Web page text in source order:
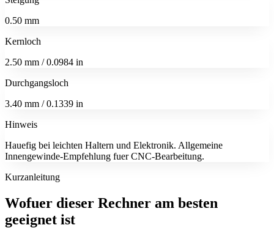
0.50 mm
Kernloch
2.50 mm / 0.0984 in
Durchgangsloch
3.40 mm / 0.1339 in
Hinweis
Hauefig bei leichten Haltern und Elektronik. Allgemeine
Innengewinde-Empfehlung fuer CNC-Bearbeitung.
Kurzanleitung
Wofuer dieser Rechner am besten
geeignet ist